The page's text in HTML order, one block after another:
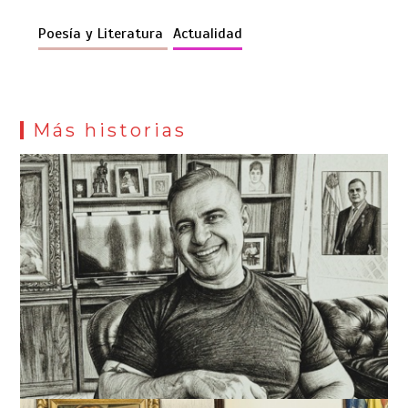
Poesía y Literatura Actualidad
Más historias